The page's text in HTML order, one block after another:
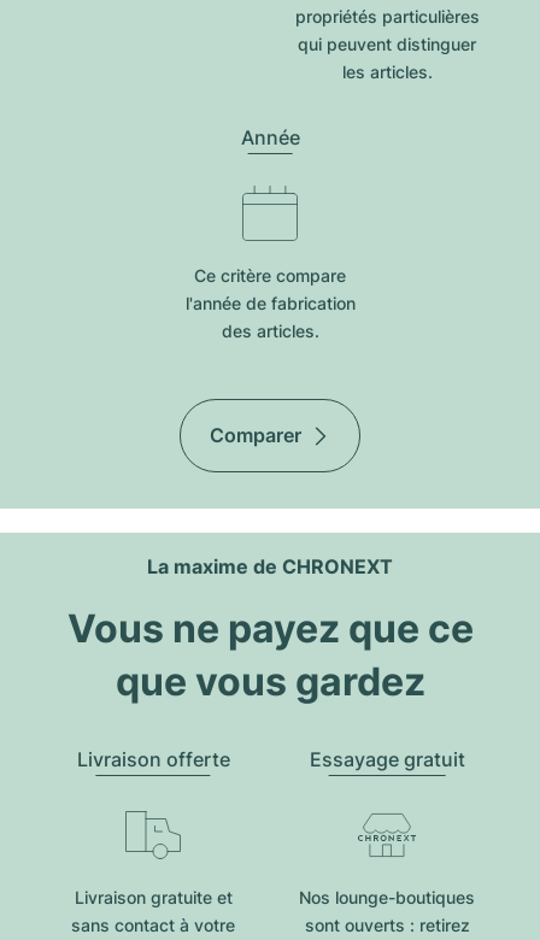
propriétés particulières
qui peuvent distinguer
les articles.
Année
Ce critère compare
l'année de fabrication
des articles.
Comparer
La maxime de CHRONEXT
Vous ne payez que ce
que vous gardez
Livraison offerte
Livraison gratuite et
sans contact à votre
Essayage gratuit
Nos lounge-boutiques
sont ouverts : retirez